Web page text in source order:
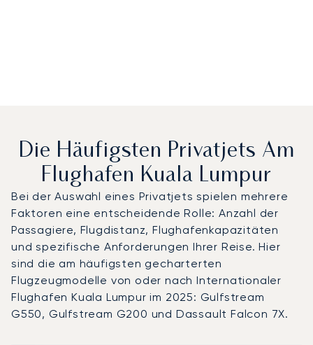
Die Häufigsten Privatjets Am
Flughafen Kuala Lumpur
Bei der Auswahl eines Privatjets spielen mehrere
Faktoren eine entscheidende Rolle: Anzahl der
Passagiere, Flugdistanz, Flughafenkapazitäten
und spezifische Anforderungen Ihrer Reise. Hier
sind die am häufigsten gecharterten
Flugzeugmodelle von oder nach Internationaler
Flughafen Kuala Lumpur im 2025: Gulfstream
G550, Gulfstream G200 und Dassault Falcon 7X.